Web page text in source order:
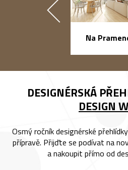
Na
DESIGNÉRSKÁ
DESIGN
Osmý ročník designérské
přípravě. Přijďte se podívat na
a nakoupit přímo od